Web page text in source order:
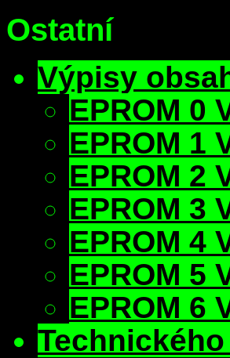
Ostatní
Výpisy
EPROM 0
EPROM 1
EPROM 2
EPROM 3
EPROM 4
EPROM 5
EPROM 6